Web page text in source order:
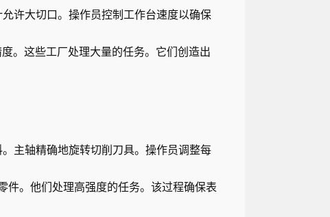
许大切口。操作员控制工作台速度以确保
。这些工厂处理大量的任务。它们创造出
主轴精确地旋转切削刀具。操作员调整每
件。他们处理高强度的任务。该过程确保表